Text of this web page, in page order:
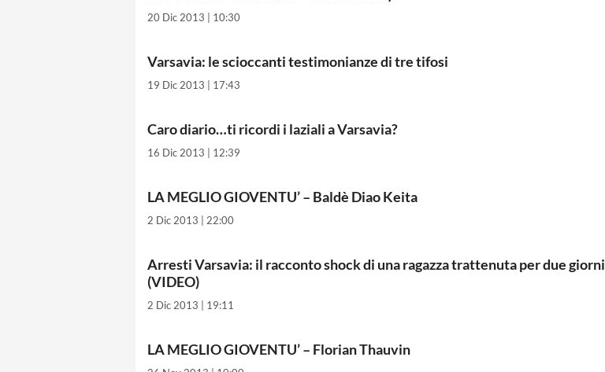
20 Dic 2013 | 10:30
Varsavia: le scioccanti testimonianze di tre tifosi
19 Dic 2013 | 17:43
Caro diario…ti ricordi i laziali a Varsavia?
16 Dic 2013 | 12:39
LA MEGLIO GIOVENTU’ – Baldè Diao Keita
2 Dic 2013 | 22:00
Arresti Varsavia: il racconto shock di una ragazza trattenuta per due giorni
(VIDEO)
2 Dic 2013 | 19:11
LA MEGLIO GIOVENTU’ – Florian Thauvin